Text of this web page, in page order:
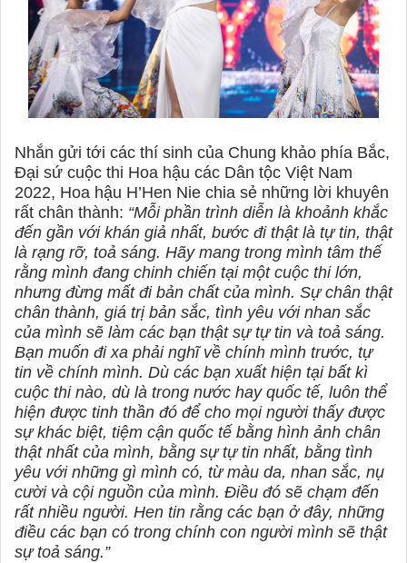
Nhắn gửi tới các thí sinh của Chung khảo phía Bắc,
Đại sứ cuộc thi Hoa hậu các Dân tộc Việt Nam
2022, Hoa hậu H’Hen Nie chia sẻ những lời khuyên
rất chân thành: “Mỗi phần trình diễn là khoảnh khắc
đến gần với khán giả nhất, bước đi thật là tự tin, thật
là rạng rỡ, toả sáng. Hãy mang trong mình tâm thế
rằng mình đang chinh chiến tại một cuộc thi lớn,
nhưng đừng mất đi bản chất của mình. Sự chân thật
chân thành, giá trị bản sắc, tình yêu với nhan sắc
của mình sẽ làm các bạn thật sự tự tin và toả sáng.
Bạn muốn đi xa phải nghĩ về chính mình trước, tự
tin về chính mình. Dù các bạn xuất hiện tại bất kì
cuộc thi nào, dù là trong nước hay quốc tế, luôn thể
hiện được tinh thần đó để cho mọi người thấy được
sự khác biệt, tiệm cận quốc tế bằng hình ảnh chân
thật nhất của mình, bằng sự tự tin nhất, bằng tình
yêu với những gì mình có, từ màu da, nhan sắc, nụ
cười và cội nguồn của mình. Điều đó sẽ chạm đến
rất nhiều người. Hen tin rằng các bạn ở đây, những
điều các bạn có trong chính con người mình sẽ thật
sự toả sáng.”